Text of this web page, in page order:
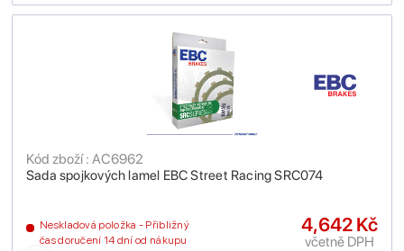
Sada spojkových lamel EBC Street Racing SRC074
Kód zboží : AC6962
Neskladová položka - Přibližný
čas doručení 14 dní od nákupu
4,642 Kč
včetně DPH